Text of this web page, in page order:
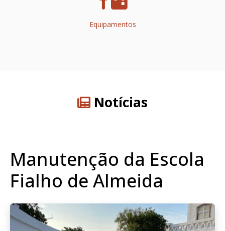
Equipamentos
Notícias
Manutenção da Escola
Fialho de Almeida